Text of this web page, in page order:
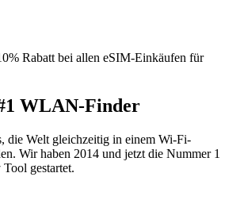
Rabatt bei allen eSIM-Einkäufen für
WLAN-Finder
die Welt gleichzeitig in einem Wi-Fi-
Wir haben 2014 und jetzt die Nummer 1
gestartet.